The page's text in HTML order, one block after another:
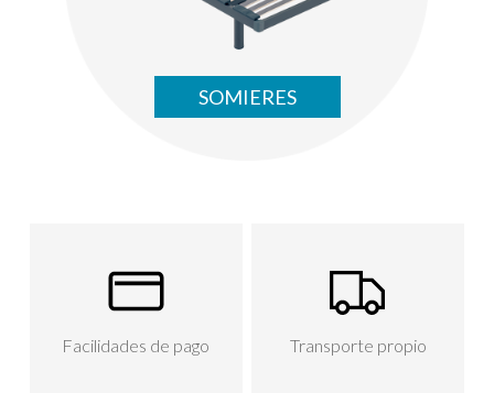
SOMIERES
Facilidades de pago Transporte propio